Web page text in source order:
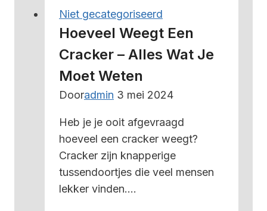
kratje
bier
–
alles
wat
je
weten
Niet gecategoriseerd
Hoeveel Weegt Een
Cracker – Alles Wat Je
Moet Weten
Dooradmin 3 mei 2024
Heb je je ooit afgevraagd
hoeveel een cracker weegt?
Cracker zijn knapperige
tussendoortjes die veel mensen
lekker vinden….